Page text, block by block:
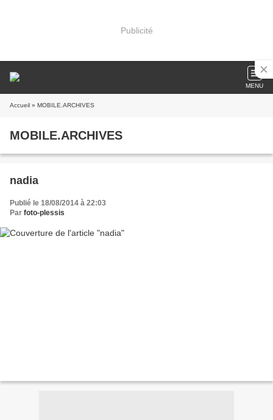
Publicité
MENU
Accueil » MOBILE.ARCHIVES
MOBILE.ARCHIVES
nadia
Publié le 18/08/2014 à 22:03
Par foto-plessis